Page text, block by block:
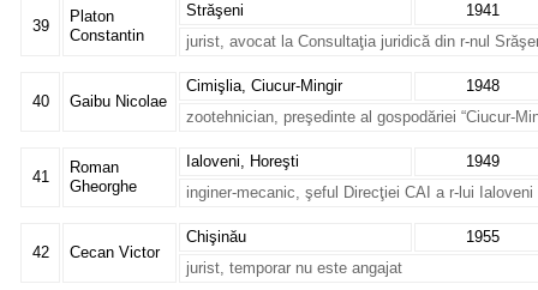
39
Platon
Constantin
Străşeni
1941
jurist, avocat la Consultaţia juridică din r-nul
40 Gaibu Nicolae
Cimişlia, Ciucur-Mingir
1948
zootehnician, preşedinte al gospodăriei “Ciucur-
41
Roman
Gheorghe
Ialoveni, Horeşti
1949
inginer-mecanic, şeful Direcţiei CAI a r-lui Ialoveni
42 Cecan Victor
Chişinău
1955
jurist, temporar nu este angajat